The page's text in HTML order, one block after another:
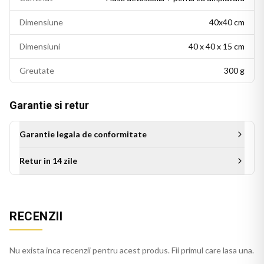
Este potrivita si ca idee de cadou pentru persoanele cu un
Perna roz se integreaza usor in decorul casei, pe orice
Dimensiune 40x40 cm
Dimensiuni 40 x 40 x 15 cm
Greutate 300 g
Garantie si retur
Garantie legala de conformitate
Retur in 14 zile
RECENZII
Nu exista inca recenzii pentru acest produs. Fii primul care lasa una.